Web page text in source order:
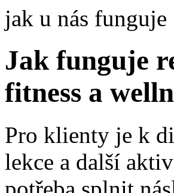
jak u nás funguje
Jak funguje
fitness a
Pro klienty je k
lekce a další